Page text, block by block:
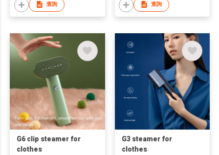
查詢 查詢
G6 clip steamer for
clothes
G3 steamer for
clothes